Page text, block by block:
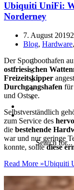
Search for...
Ubiquiti UniFi:
Norderney
7. August 2019
Blog, Hardware,
Der Sportboothafen
ostfriesischen
Freizeitskipper
Durchgangshafen für
und Ostsee.
Selbstverständlich
zum Service des
die bestehende
war und nur geringe
konnte, solltediese
Read More »Ubiquiti